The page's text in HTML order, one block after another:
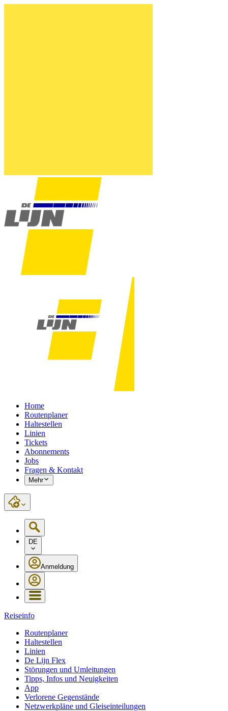
Home
Routenplaner
Haltestellen
Linien
Tickets
Abonnements
Jobs
Fragen & Kontakt
Mehr
DE
Anmeldung
Reiseinfo
Routenplaner
Haltestellen
Linien
De Lijn Flex
Störungen und Umleitungen
Tipps, Infos und Neuigkeiten
App
Verlorene Gegenstände
Netzwerkpläne und Gleiseinteilungen